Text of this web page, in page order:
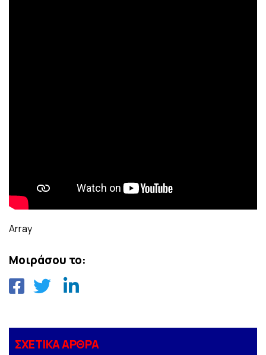
Array
Μοιράσου το:
ΣΧΕΤΙΚΑ ΑΡΘΡΑ